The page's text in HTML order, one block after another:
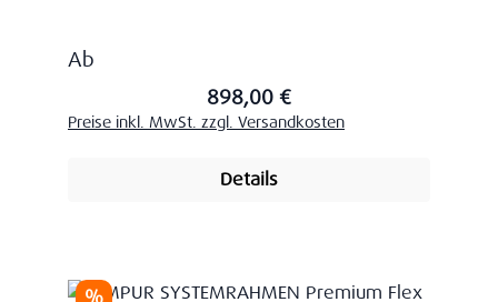
Regulärer Preis:
Ab
898,00 €
Preise inkl. MwSt. zzgl. Versandkosten
Details